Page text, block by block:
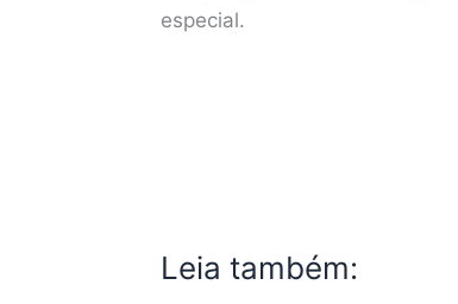
especial.
Leia também: